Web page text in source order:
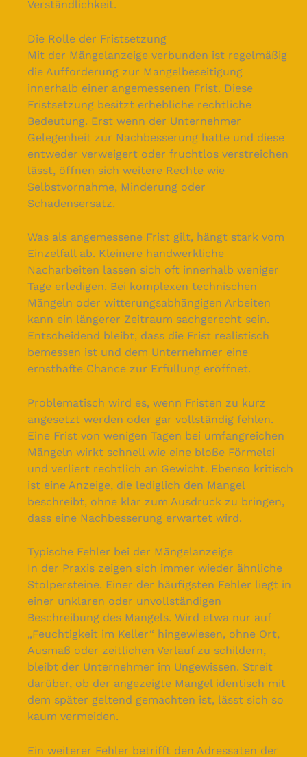
Verständlichkeit.
Die Rolle der Fristsetzung
Mit der Mängelanzeige verbunden ist regelmäßig
die Aufforderung zur Mangelbeseitigung
innerhalb einer angemessenen Frist. Diese
Fristsetzung besitzt erhebliche rechtliche
Bedeutung. Erst wenn der Unternehmer
Gelegenheit zur Nachbesserung hatte und diese
entweder verweigert oder fruchtlos verstreichen
lässt, öffnen sich weitere Rechte wie
Selbstvornahme, Minderung oder
Schadensersatz.
Was als angemessene Frist gilt, hängt stark vom
Einzelfall ab. Kleinere handwerkliche
Nacharbeiten lassen sich oft innerhalb weniger
Tage erledigen. Bei komplexen technischen
Mängeln oder witterungsabhängigen Arbeiten
kann ein längerer Zeitraum sachgerecht sein.
Entscheidend bleibt, dass die Frist realistisch
bemessen ist und dem Unternehmer eine
ernsthafte Chance zur Erfüllung eröffnet.
Problematisch wird es, wenn Fristen zu kurz
angesetzt werden oder gar vollständig fehlen.
Eine Frist von wenigen Tagen bei umfangreichen
Mängeln wirkt schnell wie eine bloße Förmelei
und verliert rechtlich an Gewicht. Ebenso kritisch
ist eine Anzeige, die lediglich den Mangel
beschreibt, ohne klar zum Ausdruck zu bringen,
dass eine Nachbesserung erwartet wird.
Typische Fehler bei der Mängelanzeige
In der Praxis zeigen sich immer wieder ähnliche
Stolpersteine. Einer der häufigsten Fehler liegt in
einer unklaren oder unvollständigen
Beschreibung des Mangels. Wird etwa nur auf
„Feuchtigkeit im Keller“ hingewiesen, ohne Ort,
Ausmaß oder zeitlichen Verlauf zu schildern,
bleibt der Unternehmer im Ungewissen. Streit
darüber, ob der angezeigte Mangel identisch mit
dem später geltend gemachten ist, lässt sich so
kaum vermeiden.
Ein weiterer Fehler betrifft den Adressaten der